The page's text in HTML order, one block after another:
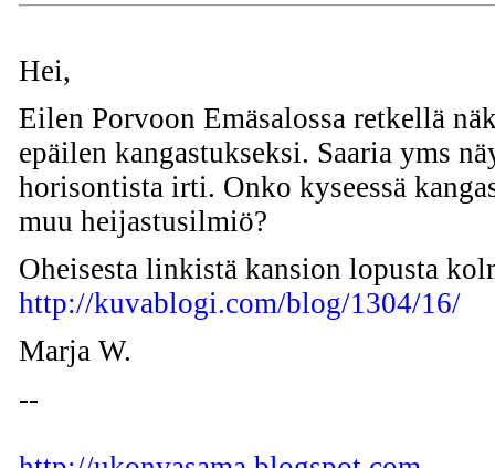
Hei,
Eilen Porvoon Emäsalossa retkellä
epäilen kangastukseksi. Saaria yms
horisontista irti. Onko kyseessä
muu heijastusilmiö?
Oheisesta linkistä kansion lopusta
http://kuvablogi.com/blog/1304/16/
Marja W.
--